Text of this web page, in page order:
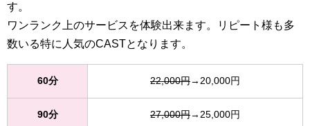
す。
ワンランク上のサービスを体験出来ます。リピート様も多
数いる特に人気のCASTとなります。
60分 22,000円→20,000円
90分 27,000円→25,000円